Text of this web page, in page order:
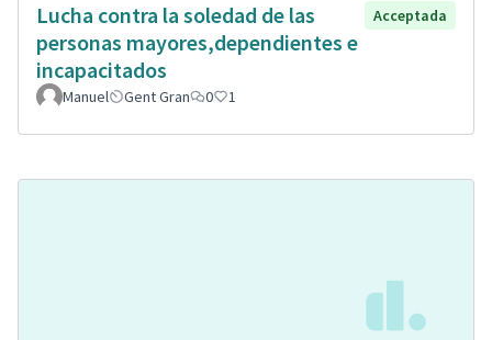
Lucha contra la soledad de las
personas mayores,dependientes e
incapacitados
Acceptada
Manuel Gent Gran 0 1